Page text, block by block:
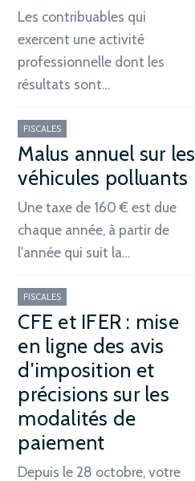
Les contribuables qui
exercent une activité
professionnelle dont les
résultats sont…
FISCALES
Malus annuel sur les
véhicules polluants
Une taxe de 160 € est due
chaque année, à partir de
l'année qui suit la…
FISCALES
CFE et IFER : mise
en ligne des avis
d'imposition et
précisions sur les
modalités de
paiement
Depuis le 28 octobre, votre